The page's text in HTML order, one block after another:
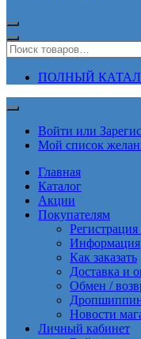
ПОЛНЫЙ
Войти или
Мой список
Главная
Каталог
Акции
Покупателям
Информация
Как заказать
Доставка и
Обмен /
Новости
Личный кабинет